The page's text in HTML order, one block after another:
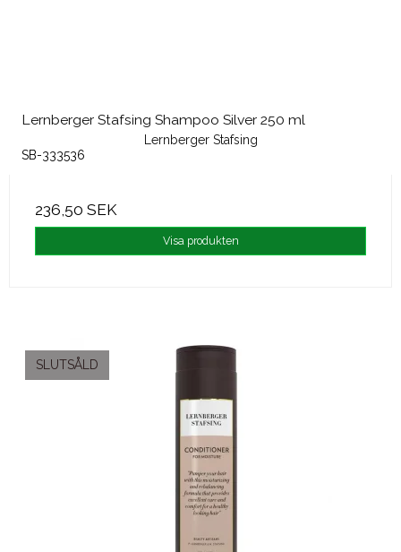
Lernberger Stafsing Shampoo Silver 250 ml
Lernberger Stafsing
SB-333536
236,50 SEK
Visa produkten
SLUTSÅLD